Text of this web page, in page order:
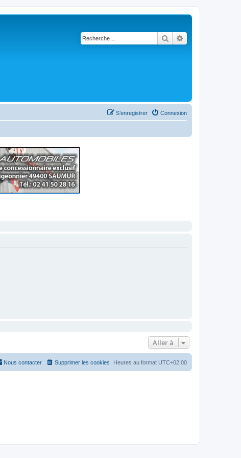
Rechercher
Connexion
S’enregistrer
Aller à
Heures au format UTC+02:00
Supprimer les cookies
Nous contacter